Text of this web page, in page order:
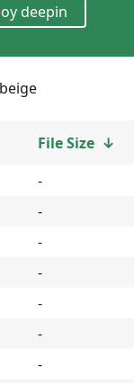
deepin
beige
File Size ↓
-
-
-
-
-
-
-